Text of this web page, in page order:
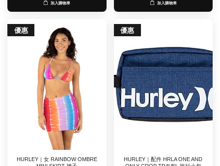
加入購物車 加入購物車
優惠
HURLEY｜女 RAINBOW OMBRE
優惠
HURLEY｜配件 HRLA ONE AND